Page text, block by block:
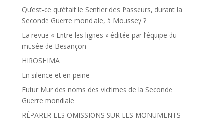
Qu’est-ce qu’était le Sentier des Passeurs, durant la
Seconde Guerre mondiale, à Moussey ?
La revue « Entre les lignes » éditée par l’équipe du
musée de Besançon
HIROSHIMA
En silence et en peine
Futur Mur des noms des victimes de la Seconde
Guerre mondiale
RÉPARER LES OMISSIONS SUR LES MONUMENTS